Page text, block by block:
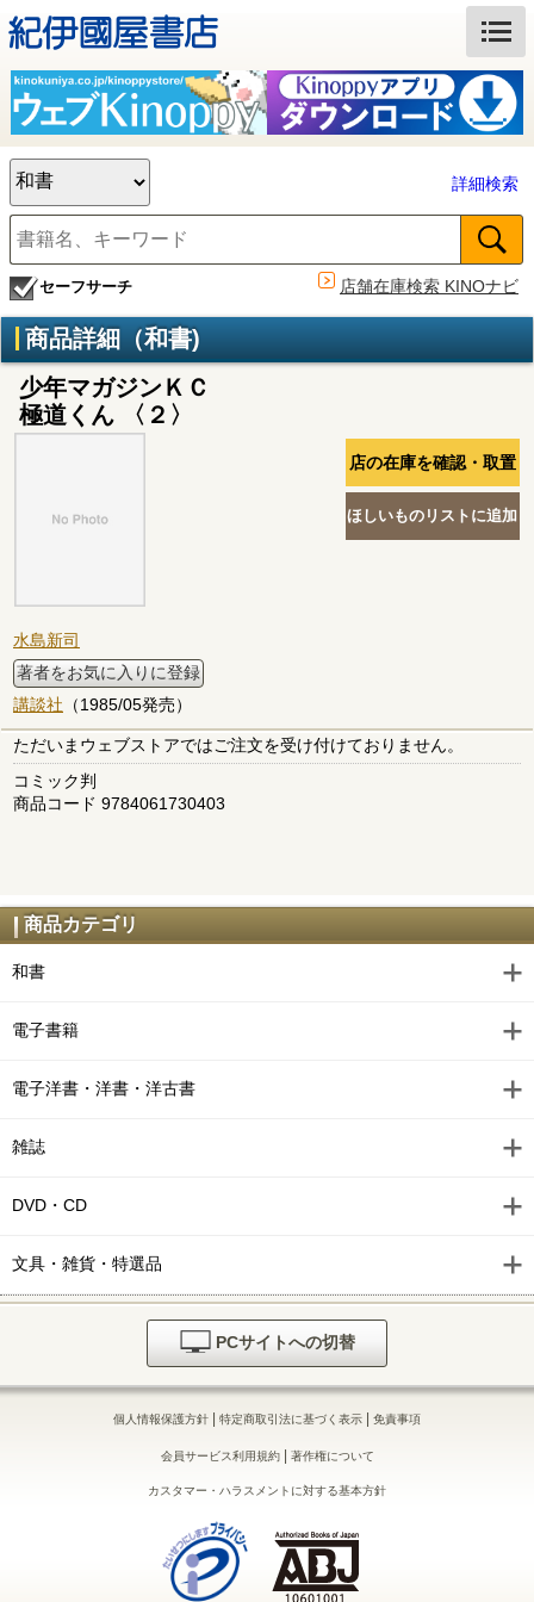
詳細検索
セーフサーチ 店舗在庫検索 KINOナビ
商品詳細（和書)
少年マガジンＫＣ
極道くん 〈２〉
水島新司
著者をお気に入りに登録
講談社 （1985/05発売）
ただいまウェブストアではご注文を受け付けておりません。
コミック判
商品コード 9784061730403
商品カテゴリ
和書
電子書籍
電子洋書・洋書・洋古書
雑誌
DVD・CD
文具・雑貨・特選品
PCサイトへの切替
個人情報保護方針 | 特定商取引法に基づく表示 | 免責事項
会員サービス利用規約| 著作権について
カスタマー・ハラスメントに対する基本方針